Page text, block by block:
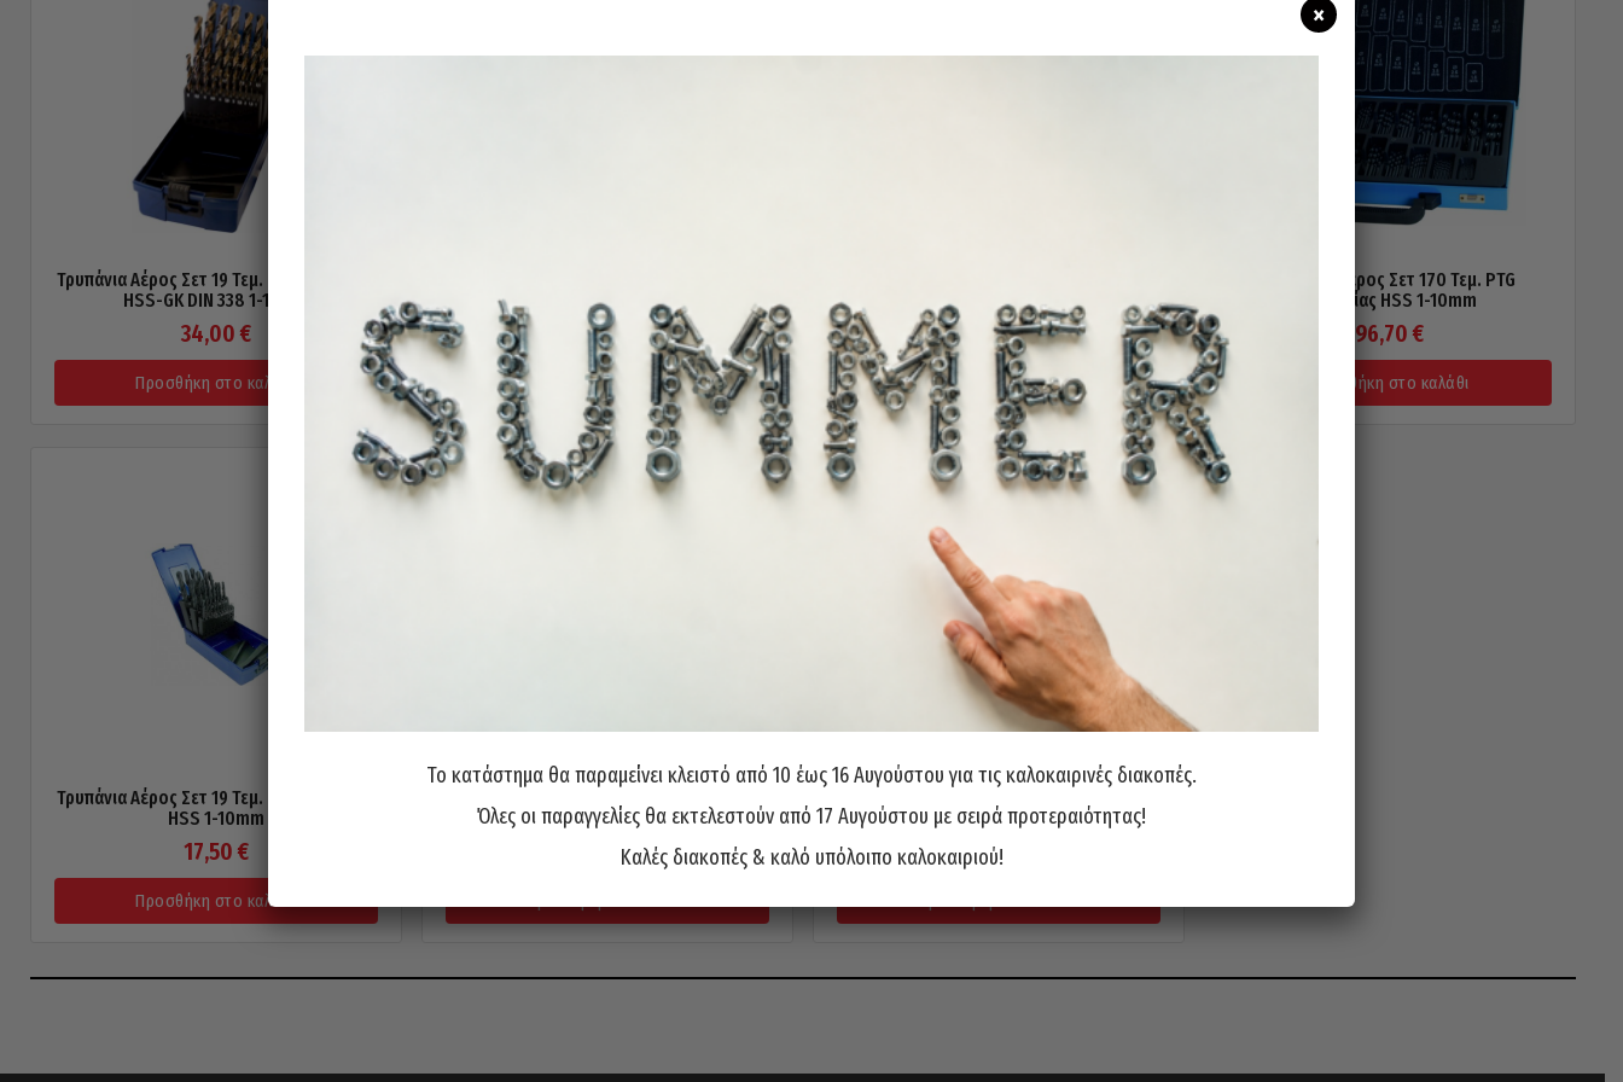
Τρυπάνια Αέρος Σετ 19 Τεμ. PTG Γερμανίας
HSS-GK DIN 338 1-10mm
34,00 €
Προσθήκη στο καλάθι
HSS-GK DIN 338 1-13mm
62,00
Προσθήκη στο καλάθι
HSS 1-8mm
8,40€
Προσθήκη στο καλάθι
Τρυπάνια Αέρος Σετ 170 Τεμ. PTG
Γερμανίας HSS 1-10mm
96,70 €
Προσθήκη στο καλάθι
Τρυπάνια Αέρος Σετ 19 Τεμ. PTG Γερμανίας
HSS 1-10mm
17,50 €
Προσθήκη στο καλάθι
Γερμανίας HSS 1-13mm
189,00€
HSS 1-13mm
30,00
Το κατάστημα θα παραμείνει κλειστό από 10 έως 16 Αυγούστου για τις καλοκαιρινές διακοπές.
Όλες οι παραγγελίες θα εκτελεστούν από 17 Αυγούστου με σειρά προτεραιότητας!
Καλές διακοπές & καλό υπόλοιπο καλοκαιριού!
×